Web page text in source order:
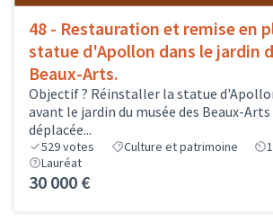
48 - Restauration et remise en
statue d'Apollon dans le jardin
Beaux-Arts.
Objectif ? Réinstaller la statue
avant le jardin du musée des Beaux-
déplacée...
529votes Culture et patrimoine
Lauréat
30 000 €